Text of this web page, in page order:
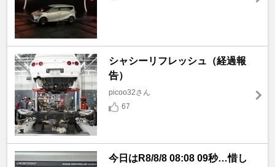
シャシーリフレッシュ（経過報
告）
picoo32さん
67
今日はR8/8/8 08:08 09秒…惜し